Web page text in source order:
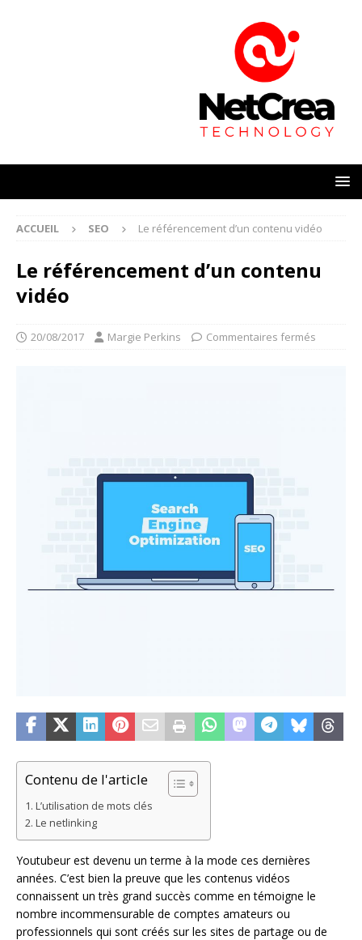
ACCUEIL SEO Le référencement d’un contenu vidéo
Le référencement d’un contenu
vidéo
20/08/2017 Margie Perkins Commentaires fermés
Contenu de l'article
L’utilisation de mots clés
Le netlinking
Youtubeur est devenu un terme à la mode ces dernières
années. C’est bien la preuve que les contenus vidéos
connaissent un très grand succès comme en témoigne le
nombre incommensurable de comptes amateurs ou
professionnels qui sont créés sur les sites de partage ou de